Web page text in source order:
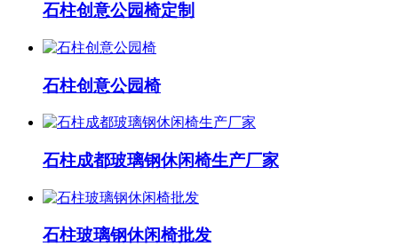
石柱创意公园椅定制
石柱创意公园椅
石柱成都玻璃钢休闲椅生产厂家
石柱玻璃钢休闲椅批发